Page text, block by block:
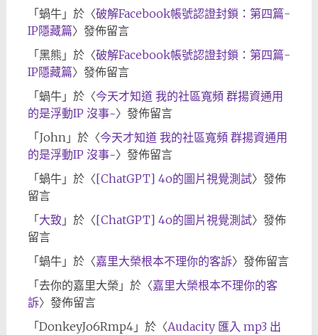
「蝸牛」於〈破解Facebook帳號認證封鎖：第四篇-
IP隱藏篇〉發佈留言
「黑熊 」於〈破解Facebook帳號認證封鎖：第四篇-
IP隱藏篇〉發佈留言
「蝸牛」於〈今天才知道 我的社區寬頻 群揚資通用
的是浮動IP 沒事~〉發佈留言
「John 」於〈今天才知道 我的社區寬頻 群揚資通用
的是浮動IP 沒事~〉發佈留言
「蝸牛」於〈[ChatGPT] 4o的圖片視覺測試〉發佈
留言
「大致 」於〈[ChatGPT] 4o的圖片視覺測試〉發佈
留言
「蝸牛」於〈嘉里大榮根本不理你的客訴〉發佈留言
「去你的嘉里大榮 」於〈嘉里大榮根本不理你的客
訴〉發佈留言
「DonkeyJo6Rmp4」於〈Audacity 匯入 mp3 出